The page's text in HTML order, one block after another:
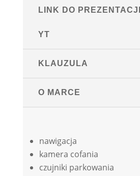
LINK DO
YT
KLAUZULA
O MARCE
nawigacja
kamera cofania
czujniki parkowania